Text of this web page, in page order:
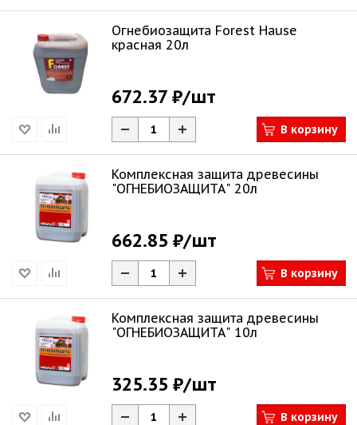
Огнебиозащита Forest Hause
красная 20л
672.37 ₽/шт
В корзину
Комплексная защита древесины
"ОГНЕБИОЗАЩИТА" 20л
662.85 ₽/шт
В корзину
Комплексная защита древесины
"ОГНЕБИОЗАЩИТА" 10л
325.35 ₽/шт
В корзину